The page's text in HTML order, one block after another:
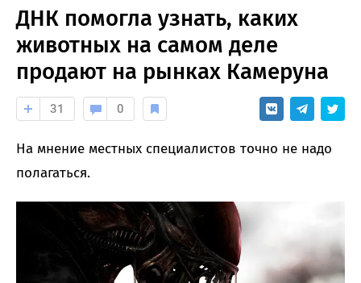
ДНК помогла узнать, каких
животных на самом деле
продают на рынках Камеруна
31 0
На мнение местных специалистов точно не надо
полагаться.